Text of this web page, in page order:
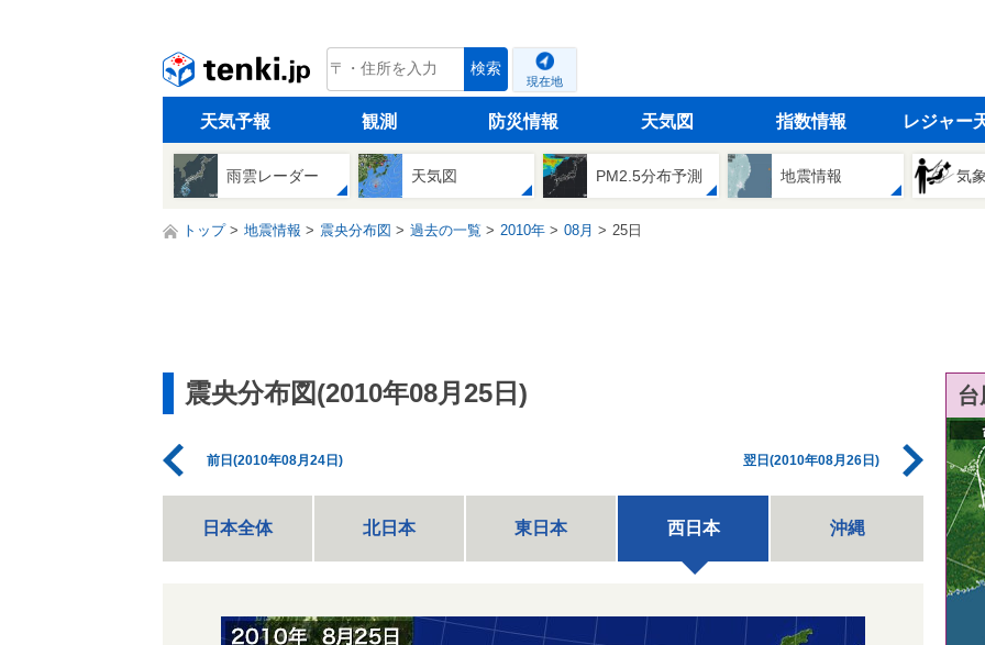
tenki.jp 検索
現在地
天気予報 観測 防災情報 天気図 指数情報 レジャー
雨雲レーダー 天気図 PM2.5分布予測 地震情報 気
トップ 地震情報 震央分布図 過去の一覧 2010年 08月 25日
震央分布図(2010年08月25日)
前日(2010年08月24日) 翌日(2010年08月26日)
日本全体 北日本 東日本 西日本 沖縄